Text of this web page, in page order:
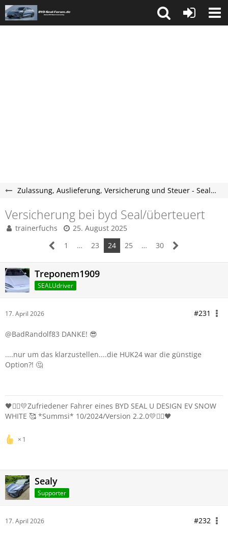
Zulassung, Auslieferung, Versicherung und Steuer - Seal Forum
Versicherung bei byd Seal/überteuert
trainerfuchs
25. August 2025
1
… 23 24 25 … 30
Treponem1909
SEALUdriver
17. April 2026 #231
@BadRandolf83 DANKE! 😎
....nur um das klarzustellen....die HUK24 war die günstige
Option?! 🤔
🖤❤️‍🔥💛Zufriedener Fahrer eines BYD SEAL U DESIGN EV SNOW
WHITE 🥰 *Summsi* 10/2024/Version 2.2.0💛❤️‍🔥🖤
1
Sealy
Supporter
17. April 2026 #232